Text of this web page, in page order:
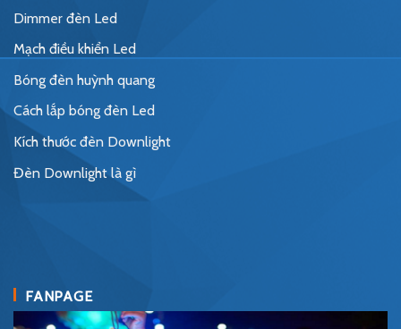
Dimmer đèn Led
Mạch điều khiển Led
Bóng đèn huỳnh quang
Cách lắp bóng đèn Led
Kích thước đèn Downlight
Đèn Downlight là gì
FANPAGE